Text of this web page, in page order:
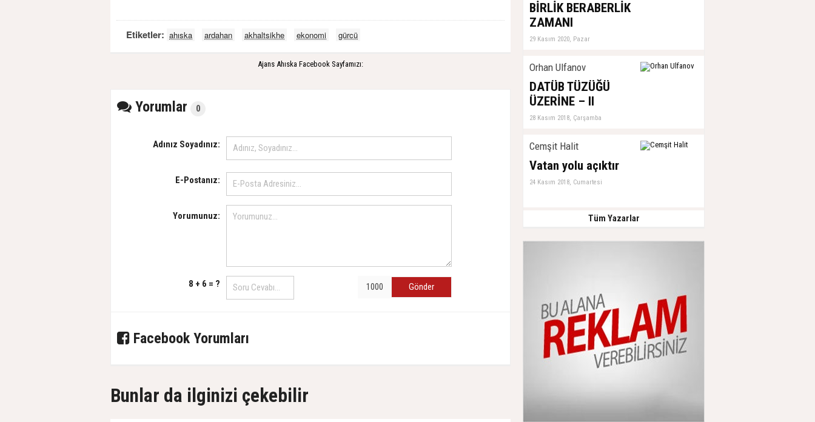
Etiketler: ahıska ardahan akhaltsikhe ekonomi gürcü
Ajans Ahıska Facebook Sayfamızı:
Yorumlar 0
Adınız Soyadınız:
E-Postanız:
Yorumunuz:
8 + 6 = ? Gönder
Facebook Yorumları
Bunlar da ilginizi çekebilir
BİRLİK BERABERLİK
ZAMANI
29 Kasım 2020, Pazar
Orhan Ulfanov
DATÜB TÜZÜĞÜ
ÜZERİNE – II
28 Kasım 2018, Çarşamba
Cemşit Halit
Vatan yolu açıktır
24 Kasım 2018, Cumartesi
Tüm Yazarlar